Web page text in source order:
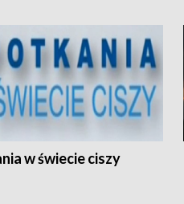
w świecie ciszy